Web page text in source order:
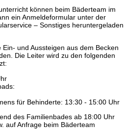
können beim Bäderteam im
ein Anmeldeformular unter der
– Sonstiges heruntergeladen
und Aussteigen aus dem Becken
Die Leiter wird zu den folgenden
für Behinderte: 13:30 - 15:00 Uhr
des Familienbades ab 18:00 Uhr
auf Anfrage beim Bäderteam